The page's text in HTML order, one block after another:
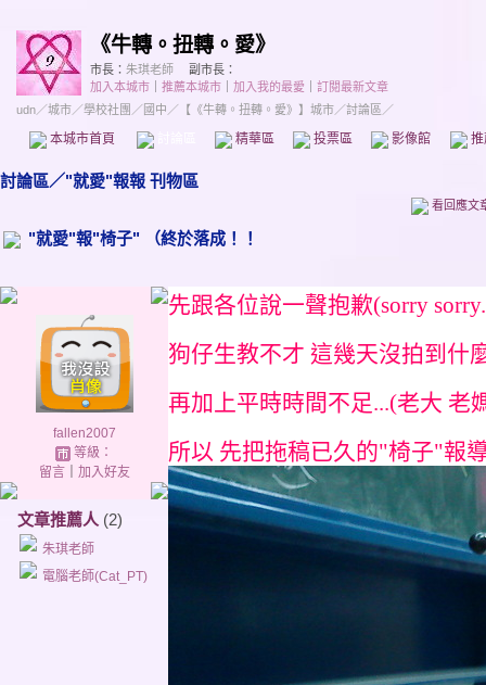
《牛轉。扭轉。愛》
市長： 朱琪老師
副市長：
加入本城市
推薦本城市 加入我的最愛
訂閱最新文章
udn／城市／學校社團 ／國中 ／ 【《牛轉。扭轉。愛》】城市／討論區／
本城市首頁 精華區 投票區 影像館
討論區／"就愛"報報 刊物區
看回應文
"就愛"報"椅子" （終於落成！！
fallen2007
等級：
留言｜ 加入好友
文章推薦人 (2)
朱琪老師
電腦老師(Cat_PT)
先跟各位說一聲抱歉(sorry
狗仔生教不才 這幾天沒拍到什
再加上平時時間不足...(老大 老
所以 先把拖稿已久的"椅子"報